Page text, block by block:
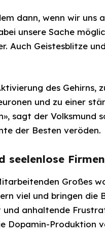
dann, wenn wir uns
unsere Sache
Auch Geistesblitze
des Gehirns,
und zu einer
sagt der Volksmund
der Besten veröden.
seelenlose Firmen
Großes
viel und bringen die
anhaltende
Dopamin-Produktion